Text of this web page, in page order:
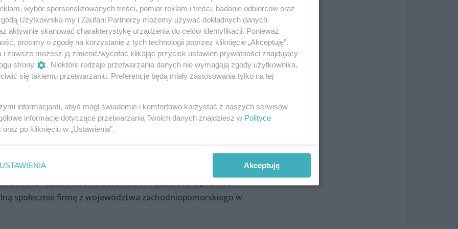
i godnych naśladowania przedsiębiorców – mówi Małgorzata
pracowników, to oni odwdzięczają się dobrą pracą. Firmę
jest troska o nich. Idea społecznej odpowiedzialności
"RÓWNA FIRMA" na najbardziej odpowiedzialną
w 2022 roku
- SZCZEGÓLNE UZNANIE W PLEBISCYCIE „RÓWNA
społecznie firmę z województwa zachodniopomorskiego w
- SZCZEGÓLNE UZNANIE W PLEBISCYCIE „RÓWNA
społecznie firmę z województwa zachodniopomorskiego w
wybór spersonalizowanych treści, pomiar reklam i treści, badanie odbiorców oraz
Użytkownika my i Zaufani Partnerzy możemy używać dokładnych danych
aktywnie skanować charakterystykę urządzenia do celów identyfikacji. Ponieważ
prosimy o zgodę na korzystanie z tych technologii poprzez kliknięcie „Akceptuję”.
i zawsze możesz ją zmienić/wycofać klikając przycisk ustawień prywatności znajdujący
strony
. Niektóre rodzaje przetwarzania danych nie wymagają zgody użytkownika,
się takiemu przetwarzaniu. Preferencje będą miały zastosowania tylko na tej
informacjami, abyś mógł świadomie i komfortowo korzystać z naszych serwisów
informacje dotyczące przetwarzania Twoich danych znajdziesz w Polityce
oraz po kliknięciu w „Ustawienia”.
USTAWIENIA Akceptuję